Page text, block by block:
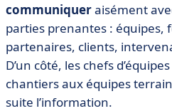
communiqueraisément
parties prenantes : équipes,
partenaires, clients,
D’un côté, les chefs
chantiers aux équipes
suite l’information.